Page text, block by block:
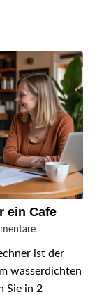
ein Cafe
ist der
wasserdichten
Sie in 2